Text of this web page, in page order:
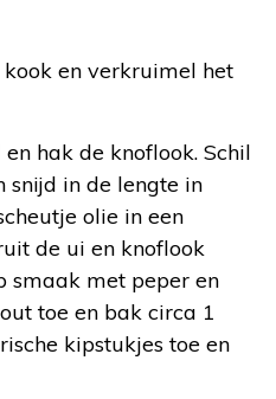
en verkruimel het
hak de knoflook. Schil
snijd in de lengte in
olie in een
de ui en knoflook
smaak met peper en
toe en bak circa 1
kipstukjes toe en